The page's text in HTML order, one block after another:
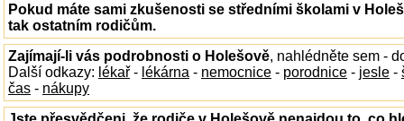
Pokud máte sami zkušenosti se středními školami v
tak ostatním rodičům.
Zajímají-li vás podrobnosti o Holešově, nahlédněte sem -
Další odkazy: lékař - lékárna - nemocnice - porodnice - jesle -
čas - nákupy